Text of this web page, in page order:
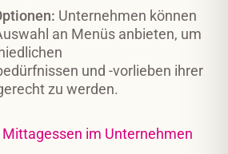
Unternehmen können
an Menüs anbieten, um
und -vorlieben ihrer
zu werden.